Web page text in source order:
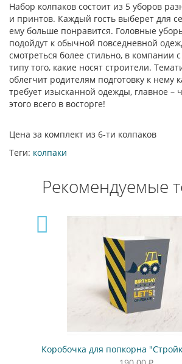
Набор колпаков состоит из 5 уборов
и принтов. Каждый гость выберет для
ему больше понравится. Головные
подойдут к обычной повседневной
смотреться более стильно, в компании
типу того, какие носят строители.
облегчит родителям подготовку к нему
требует изысканной одежды, главное –
этого всего в восторге!
Цена за комплект из 6-ти колпаков
Теги: колпаки
Рекомендуемые
для попкорна "Стройка"